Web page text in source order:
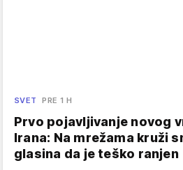
SVET PRE 1 H
Prvo pojavljivanje novog
Irana: Na mrežama kruži
glasina da je teško ranjen